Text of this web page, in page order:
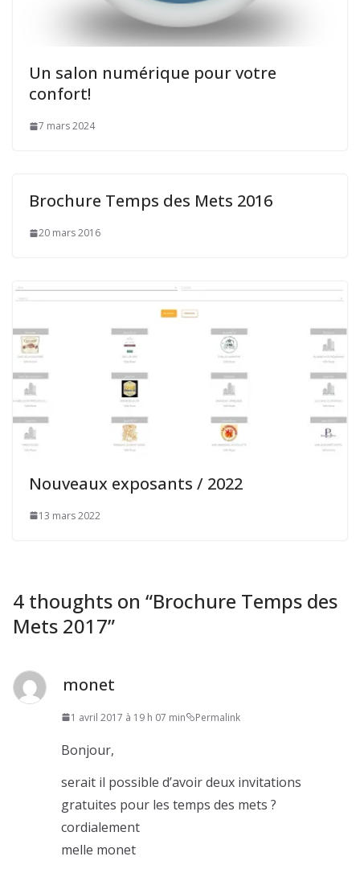
Un salon numérique pour votre
confort!
7 mars 2024
Brochure Temps des Mets 2016
20 mars 2016
Nouveaux exposants / 2022
13 mars 2022
4 thoughts on “Brochure Temps des
Mets 2017”
monet
1 avril 2017 à 19 h 07 min Permalink
Bonjour,
serait il possible d’avoir deux invitations
gratuites pour les temps des mets ?
cordialement
melle monet